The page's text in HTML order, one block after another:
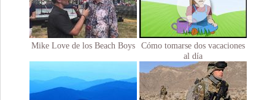
Mike Love de los Beach Boys
Cómo tomarse dos vacaciones
al día